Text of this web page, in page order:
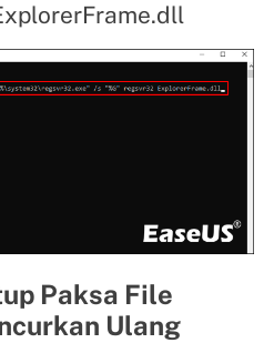
Paksa File
Ulang